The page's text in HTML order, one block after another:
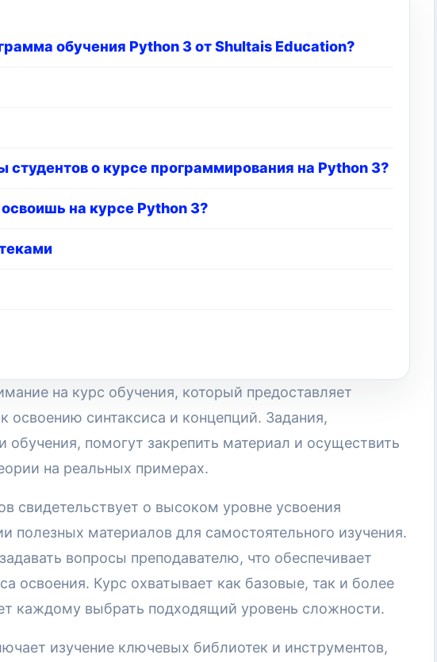
обучения Python 3 от Shultais Education?
о курсе программирования на Python 3?
на курсе Python 3?
на курс обучения, который предоставляет
освоению синтаксиса и концепций. Задания,
помогут закрепить материал и осуществить
на реальных примерах.
свидетельствует о высоком уровне усвоения
полезных материалов для самостоятельного изучения.
вопросы преподавателю, что обеспечивает
освоения. Курс охватывает как базовые, так и более
каждому выбрать подходящий уровень сложности.
изучение ключевых библиотек и инструментов,